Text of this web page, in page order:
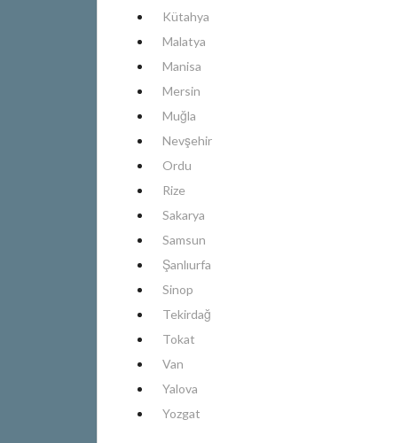
Kütahya
Malatya
Manisa
Mersin
Muğla
Nevşehir
Ordu
Rize
Sakarya
Samsun
Şanlıurfa
Sinop
Tekirdağ
Tokat
Van
Yalova
Yozgat